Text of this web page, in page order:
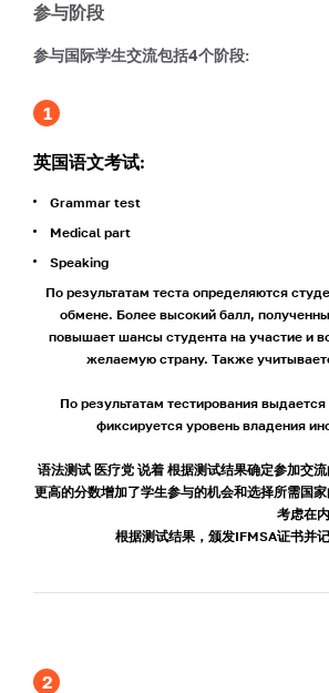
参与阶段
参与国际学生交流包括4个阶段:
英国语文考试:
Grammar test
Medical part
Speaking
По результатам теста определяются
обмене. Более высокий балл,
повышает шансы студента на участие и
желаемую страну. Также
По результатам тестирования
фиксируется уровень владения
语法测试 医疗党 说着 根据测试结果确定参加交
更高的分数增加了学生参与的机会和选择所需国
考虑在
根据测试结果，颁发IFMSA证书并